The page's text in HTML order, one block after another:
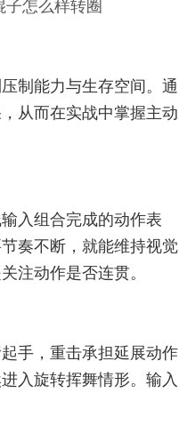
怎么样转圈
制能力与生存空间。通
从而在实战中掌握主动
入组合完成的动作表
奏不断，就能维持视觉
注动作是否连贯。
手，重击承担延展动作
入旋转挥舞情形。输入